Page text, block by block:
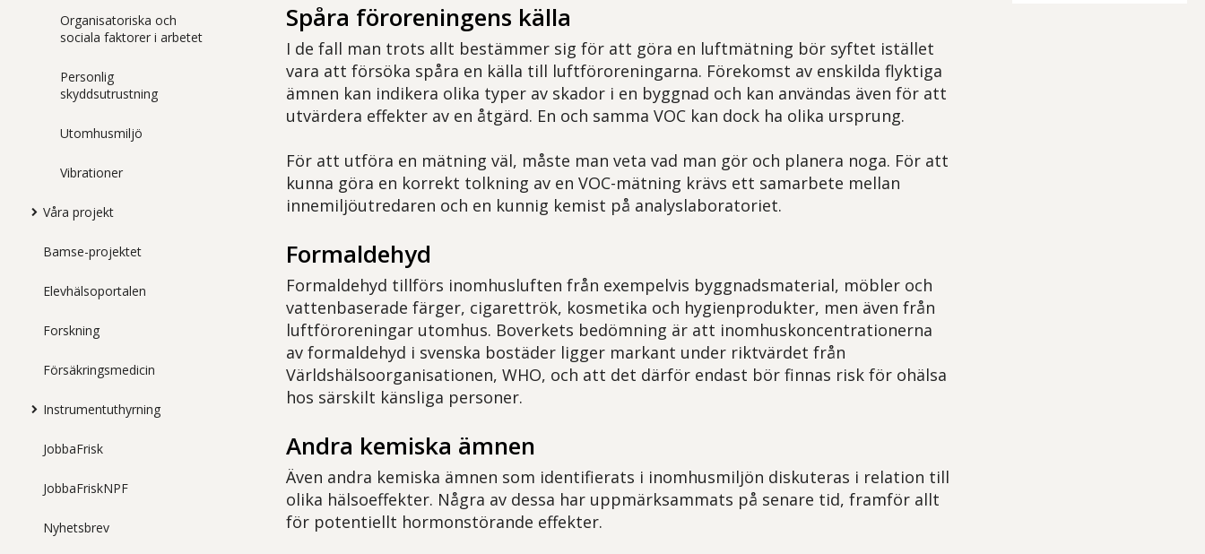
Organisatoriska och
sociala faktorer i arbetet
Personlig
skyddsutrustning
Utomhusmiljö
Vibrationer
Våra projekt
Bamse-projektet
Elevhälsoportalen
Forskning
Försäkringsmedicin
Instrumentuthyrning
JobbaFrisk
JobbaFriskNPF
Nyhetsbrev
Spåra föroreningens källa
I de fall man trots allt bestämmer sig för att göra en luftmätning bör syftet istället
vara att försöka spåra en källa till luftföroreningarna. Förekomst av enskilda flyktiga
ämnen kan indikera olika typer av skador i en byggnad och kan användas även för att
utvärdera effekter av en åtgärd. En och samma VOC kan dock ha olika ursprung.
För att utföra en mätning väl, måste man veta vad man gör och planera noga. För att
kunna göra en korrekt tolkning av en VOC-mätning krävs ett samarbete mellan
innemiljöutredaren och en kunnig kemist på analyslaboratoriet.
Formaldehyd
Formaldehyd tillförs inomhusluften från exempelvis byggnadsmaterial, möbler och
vattenbaserade färger, cigarettrök, kosmetika och hygienprodukter, men även från
luftföroreningar utomhus. Boverkets bedömning är att inomhuskoncentrationerna
av formaldehyd i svenska bostäder ligger markant under riktvärdet från
Världshälsoorganisationen, WHO, och att det därför endast bör finnas risk för ohälsa
hos särskilt känsliga personer.
Andra kemiska ämnen
Även andra kemiska ämnen som identifierats i inomhusmiljön diskuteras i relation till
olika hälsoeffekter. Några av dessa har uppmärksammats på senare tid, framför allt
för potentiellt hormonstörande effekter.